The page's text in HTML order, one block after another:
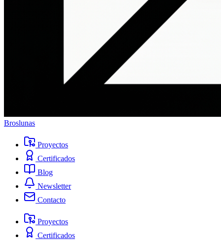
Broslunas
Proyectos
Certificados
Blog
Newsletter
Contacto
Proyectos
Certificados